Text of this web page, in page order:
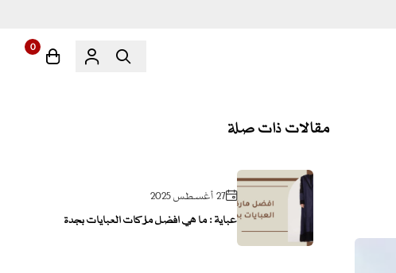
0
مقالات ذات صلة
27 أغسطس 2025
عباية : ما هي افضل ماركات العبايات بجدة